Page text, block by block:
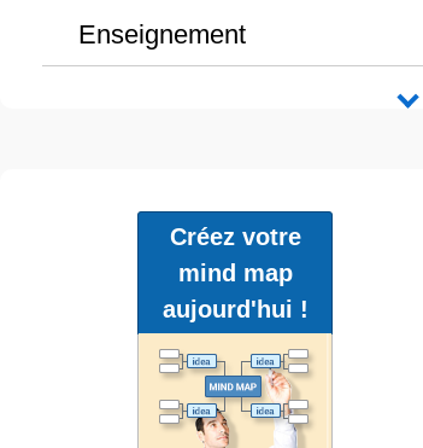
Enseignement
Créez votre
mind map
aujourd'hui !